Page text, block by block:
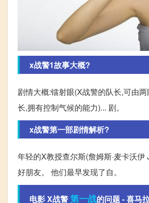
x战警1故事大概?
剧情大概:镭射眼(X战警的队长,可由
长,拥有控制气候的能力)... 剧。
x战警第一部剧情解析?
年轻的X教授查尔斯(詹姆斯·麦卡沃
好朋友。 他们最早发现了自。
电影 X战警第一战的问题 - 喜马